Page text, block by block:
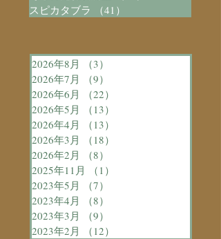
スピカタブラ
（41）
2026年8月 （3）
2026年7月
（9）
2026年6月
（22）
2026年5月
（13）
2026年4月
（13）
2026年3月
（18）
2026年2月
（8）
2025年11月
（1）
2023年5月
（7）
2023年4月
（8）
2023年3月
（9）
2023年2月
（12）